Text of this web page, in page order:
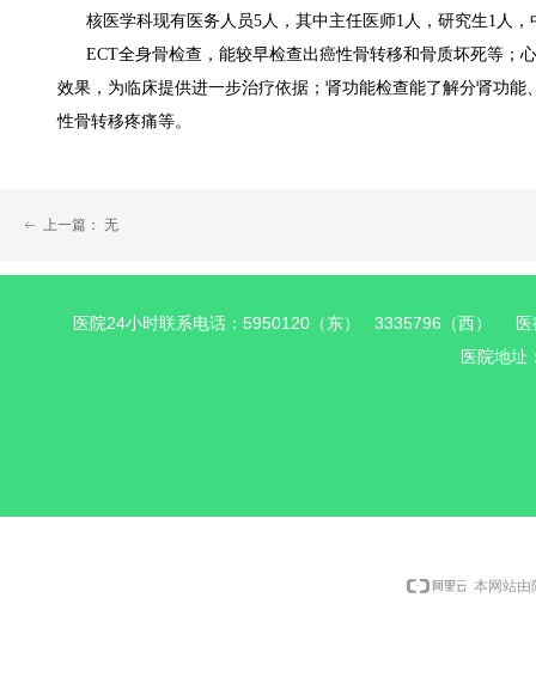
核医学科现有医务人员5人，其中主任医师1人，研究生1人
ECT全身骨检查，能较早检查出癌性骨转移和骨质坏死等；
效果，为临床提供进一步治疗依据；肾功能检查能了解分肾功
性骨转移疼痛等。
ꂃ 上一篇： 无
医院24小时联系电话：5950120（东） 3335796（西）
医院地
本网站由